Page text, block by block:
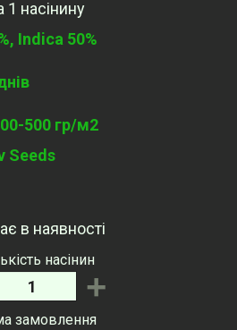
1 насінину
Indica 50%
500 гр/м2
Seeds
в наявності
насінин
+
замовлення